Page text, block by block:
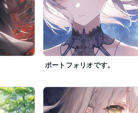
ポートフォリオです。